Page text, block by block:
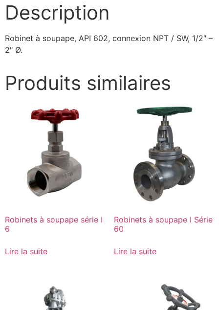
Description
Robinet à soupape, API 602, connexion NPT / SW, 1/2″ –
2″ Ø.
Produits similaires
Robinets à soupape série I
6
Lire la suite
Robinets à soupape I Série
60
Lire la suite